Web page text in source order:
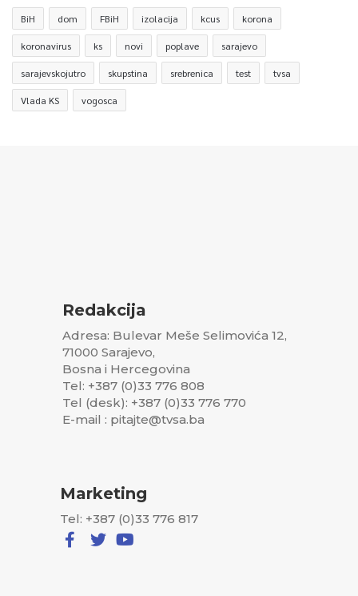
BiH dom FBiH izolacija kcus korona
koronavirus ks novi poplave sarajevo
sarajevskojutro skupstina srebrenica test tvsa
Vlada KS vogosca
Redakcija
Adresa: Bulevar Meše Selimovića 12,
71000 Sarajevo,
Bosna i Hercegovina
Tel: +387 (0)33 776 808
Tel (desk): +387 (0)33 776 770
E-mail : pitajte@tvsa.ba
Marketing
Tel: +387 (0)33 776 817